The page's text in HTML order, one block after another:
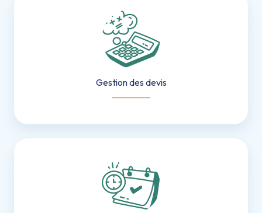
des
devis
Gestion des devis
projet